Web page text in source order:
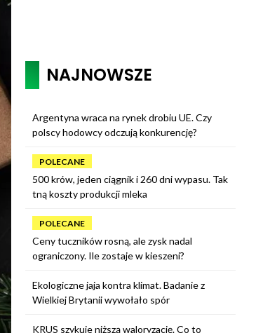
NAJNOWSZE
Argentyna wraca na rynek drobiu UE. Czy
polscy hodowcy odczują konkurencję?
POLECANE
500 krów, jeden ciągnik i 260 dni wypasu. Tak
tną koszty produkcji mleka
POLECANE
Ceny tuczników rosną, ale zysk nadal
ograniczony. Ile zostaje w kieszeni?
Ekologiczne jaja kontra klimat. Badanie z
Wielkiej Brytanii wywołało spór
KRUS szykuje niższą waloryzację. Co to